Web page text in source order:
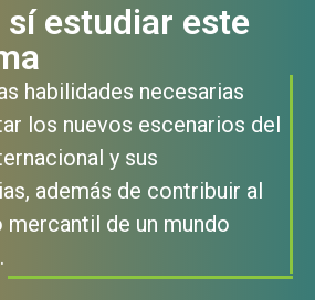
sí estudiar este
habilidades necesarias
los nuevos escenarios del
y sus
además de contribuir al
de un mundo